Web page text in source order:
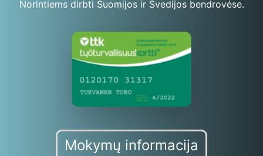
Norintiems dirbti Suomijos ir Švedijos bendrovėse.
Mokymų informacija